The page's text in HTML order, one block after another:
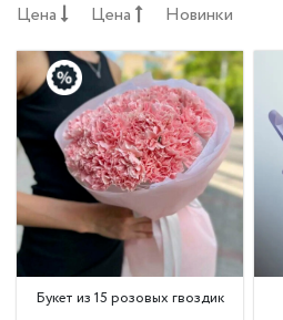
Цена Цена Новинки
Букет из 15 розовых гвоздик